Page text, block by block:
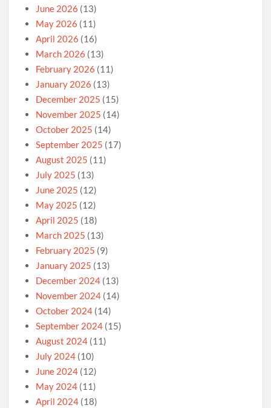
June 2026 (13)
May 2026 (11)
April 2026 (16)
March 2026 (13)
February 2026 (11)
January 2026 (13)
December 2025 (15)
November 2025 (14)
October 2025 (14)
September 2025 (17)
August 2025 (11)
July 2025 (13)
June 2025 (12)
May 2025 (12)
April 2025 (18)
March 2025 (13)
February 2025 (9)
January 2025 (13)
December 2024 (13)
November 2024 (14)
October 2024 (14)
September 2024 (15)
August 2024 (11)
July 2024 (10)
June 2024 (12)
May 2024 (11)
April 2024 (18)